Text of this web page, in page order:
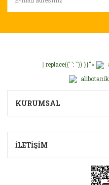
| replace({' ': ''}) }}">
KURUMSAL
İLETİŞİM